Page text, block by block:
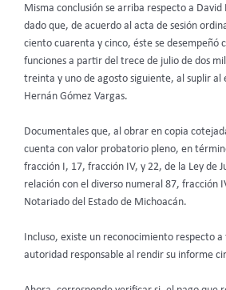
Misma conclusión se arriba respecto a David
dado que, de acuerdo al acta de sesión
ciento cuarenta y cinco, éste se desempeñó
funciones a partir del trece de julio de dos
treinta y uno de agosto siguiente, al suplir al
Hernán Gómez Vargas.
Documentales que, al obrar en copia
cuenta con valor probatorio pleno, en
fracción I, 17, fracción IV, y 22, de la Ley de
relación con el diverso numeral 87, fracción
Notariado del Estado de Michoacán.
Incluso, existe un reconocimiento respecto
autoridad responsable al rendir su informe